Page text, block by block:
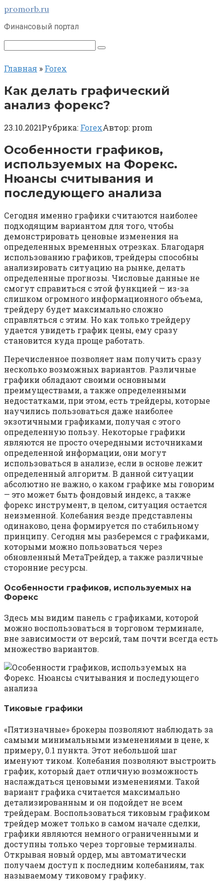
Перейти
контенту
promorb.ru
Финансовый портал
Поиск:
Главная » Forex
Как делать графический
анализ форекс?
23.10.2021Рубрика: ForexАвтор: prom
Особенности графиков,
используемых на Форекс.
Нюансы считывания и
последующего анализа
Сегодня именно графики считаются наиболее
подходящим вариантом для того, чтобы
демонстрировать ценовые изменения на
определенных временных отрезках. Благодаря
использованию графиков, трейдеры способны
анализировать ситуацию на рынке, делать
определенные прогнозы. Числовые данные не
смогут справиться с этой функцией — из-за
слишком огромного информационного объема,
трейдеру будет максимально сложно
справляться с этим. Но как только трейдеру
удается увидеть график цены, ему сразу
становится куда проще работать.
Перечисленное позволяет нам получить сразу
несколько возможных вариантов. Различные
графики обладают своими основными
преимуществами, а также определенными
недостатками, при этом, есть трейдеры, которые
научились пользоваться даже наиболее
экзотичными графиками, получая с этого
определенную пользу. Некоторые графики
являются не просто очередными источниками
определенной информации, они могут
использоваться в анализе, если в основе лежит
определенный алгоритм. В данной ситуации
абсолютно не важно, о каком графике мы говорим
— это может быть фондовый индекс, а также
форекс инструмент, в целом, ситуация остается
неизменной. Колебания везде представлены
одинаково, цена формируется по стабильному
принципу. Сегодня мы разберемся с графиками,
которыми можно пользоваться через
обновленный МетаТрейдер, а также различные
сторонние ресурсы.
Особенности графиков, используемых на
Форекс
Здесь мы видим панель с графиками, которой
можно воспользоваться в торговом терминале,
вне зависимости от версий, там почти всегда есть
множество вариантов.
Тиковые графики
«Пятизначные» брокеры позволяют наблюдать за
самыми минимальными изменениями в цене, к
примеру, 0.1 пункта. Этот небольшой шаг
именуют тиком. Колебания позволяют выстроить
график, который дает отличную возможность
наслаждаться ценовыми изменениями. Такой
вариант графика считается максимально
детализированным и он подойдет не всем
трейдерам. Воспользоваться тиковым графиком
трейдер может только в самом начале сделки,
графики являются немного ограниченными и
доступны только через торговые терминалы.
Открывая новый ордер, мы автоматически
получаем доступ к последним колебаниям, так
называемому тиковому графику.